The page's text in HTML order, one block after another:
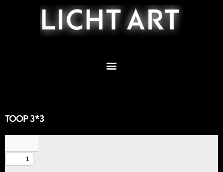
TOOP 3*3